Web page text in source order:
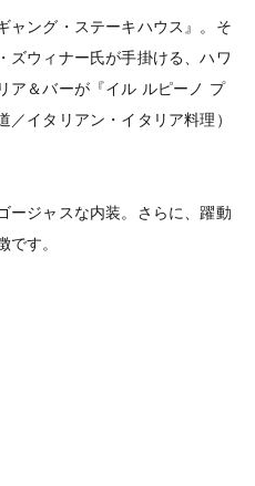
ャング・ステーキハウス』。そ
ズウィナー氏が手掛ける、ハワ
ア＆バーが『イル ルピーノ プ
イタリアン・イタリア料理）
ージャスな内装。さらに、躍動
です。